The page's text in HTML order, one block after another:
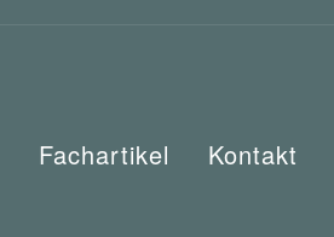
Fachartikel Kontakt